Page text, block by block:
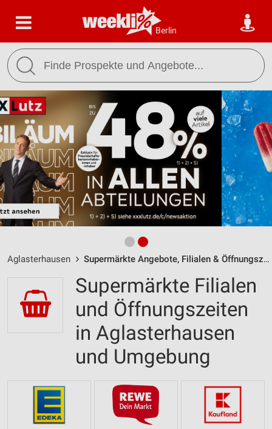
Berlin
Aglasterhausen Supermärkte Angebote, Filialen & Öffnungszeiten
Supermärkte Filialen
und Öffnungszeiten
in Aglasterhausen
und Umgebung